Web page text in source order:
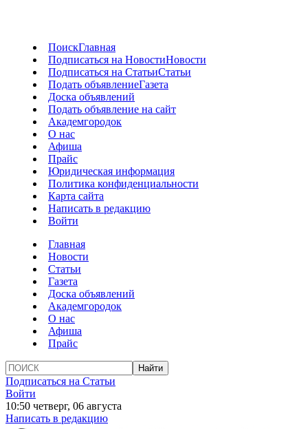
ПоискГлавная
Подписаться на НовостиНовости
Подписаться на СтатьиСтатьи
Подать объявлениеГазета
Доска объявлений
Подать объявление на сайт
Академгородок
О нас
Афиша
Прайс
Юридическая информация
Политика конфиденциальности
Карта сайта
Написать в редакцию
Войти
Главная
Новости
Статьи
Газета
Доска объявлений
Академгородок
О нас
Афиша
Прайс
Подписаться на Статьи
Войти
10:50 четверг, 06 августа
Написать в редакцию